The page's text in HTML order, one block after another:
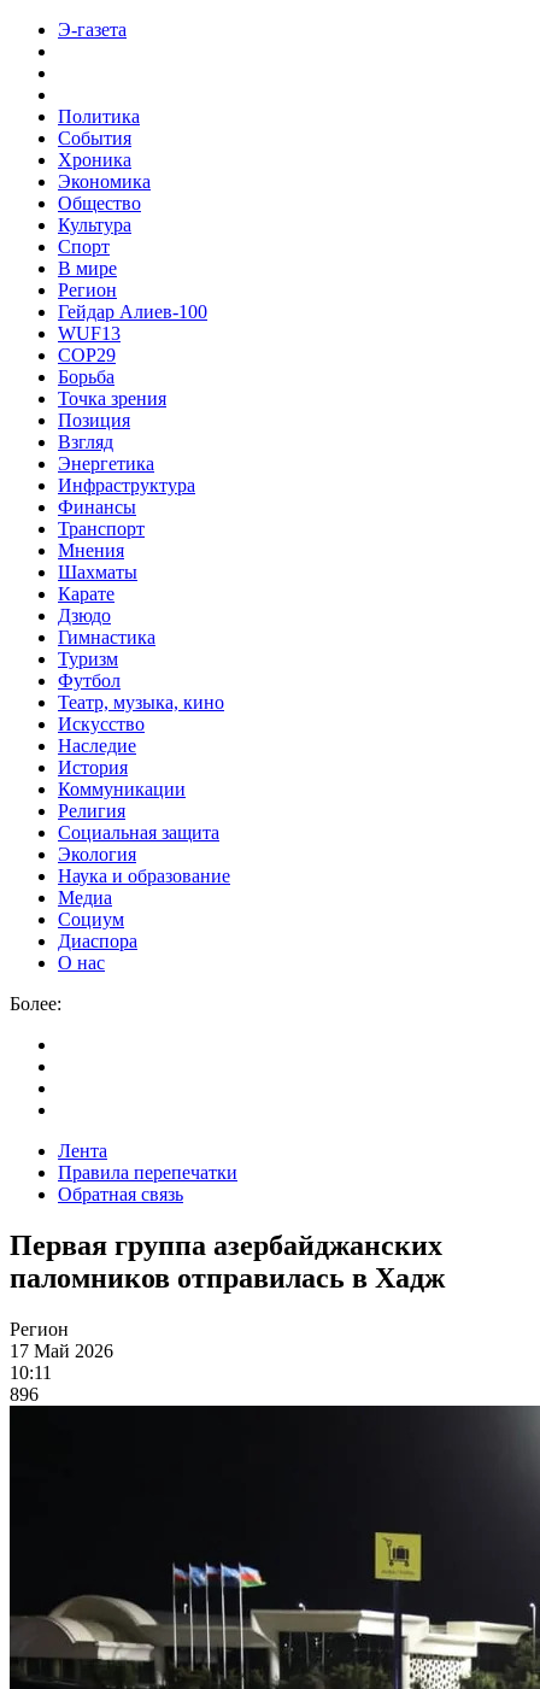
Э-газета
Политика
События
Хроника
Экономика
Общество
Культура
Спорт
В мире
Регион
Гейдар Алиев-100
WUF13
COP29
Борьба
Точка зрения
Позиция
Взгляд
Энергетика
Инфраструктура
Финансы
Транспорт
Мнения
Шахматы
Карате
Дзюдо
Гимнастика
Туризм
Футбол
Театр, музыка, кино
Искусство
Наследие
История
Коммуникации
Религия
Социальная защита
Экология
Наука и образование
Медиа
Социум
Диаспора
О нас
Более:
Лента
Правила перепечатки
Обратная связь
Первая группа азербайджанских
паломников отправилась в Хадж
Регион
17 Май 2026
10:11
896